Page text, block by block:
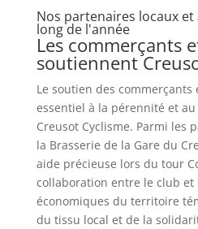
Nos partenaires locaux
long de l'année
Les commerçants
soutiennent
Le soutien des
essentiel à la pérennité et
Creusot Cyclisme. Parmi les
la Brasserie de la Gare du
aide précieuse lors du tour
collaboration entre le club et
économiques du territoire
du tissu local et de la